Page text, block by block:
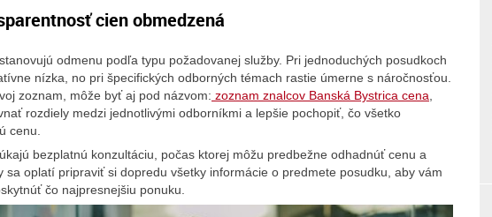
cien obmedzená
odmenu podľa typu požadovanej služby. Pri jednoduchých posudkoch
nízka, no pri špecifických odborných témach rastie úmerne s náročnosťou.
zoznam, môže byť aj pod názvom: zoznam znalcov Banská Bystrica cena
rozdiely medzi jednotlivými odborníkmi a lepšie pochopiť, čo všetko
cenu.
bezplatnú konzultáciu, počas ktorej môžu predbežne odhadnúť cenu a
sa oplatí pripraviť si dopredu všetky informácie o predmete posudku, aby vám
čo najpresnejšiu ponuku.